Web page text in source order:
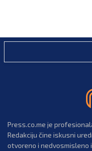
Press.co.me je
Redakciju čine iskusni
otvoreno i nedvosmisleno